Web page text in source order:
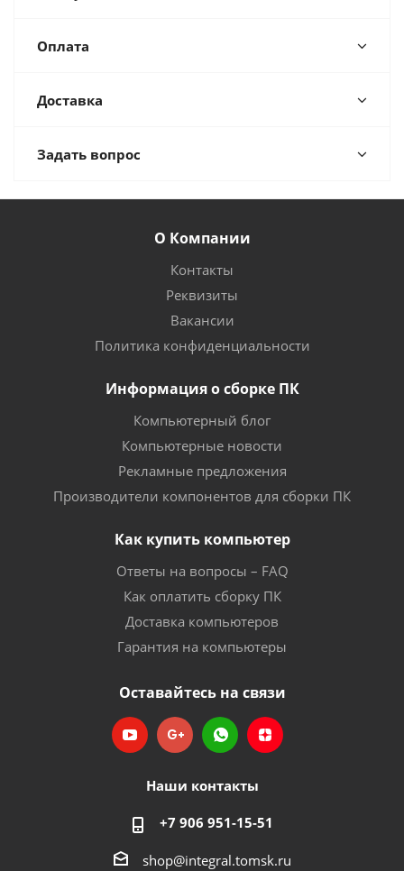
Оплата
Доставка
Задать вопрос
О Компании
Контакты
Реквизиты
Вакансии
Политика конфиденциальности
Информация о сборке ПК
Компьютерный блог
Компьютерные новости
Рекламные предложения
Производители компонентов для сборки ПК
Как купить компьютер
Ответы на вопросы – FAQ
Как оплатить сборку ПК
Доставка компьютеров
Гарантия на компьютеры
Оставайтесь на связи
Наши контакты
+7 906 951-15-51
shop@integral.tomsk.ru